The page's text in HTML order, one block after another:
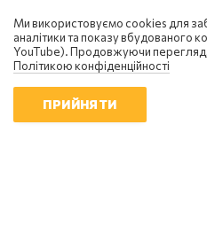
Ми використовуємо cookies для
аналітики та показу вбудованого
YouTube). Продовжуючи
Політикою конфіденційності
ПРИЙНЯТИ